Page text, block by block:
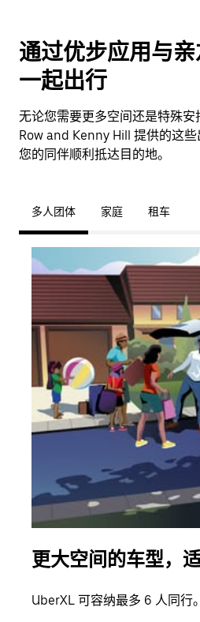
通过优步应用与
一起出行
无论您需要更多空间还是特殊
Row and Kenny Hill 提供的这
您的同伴顺利抵达目的地。
多人团体 家庭 租车
更大空间的车型，
UberXL 可容纳最多 6 人同行。